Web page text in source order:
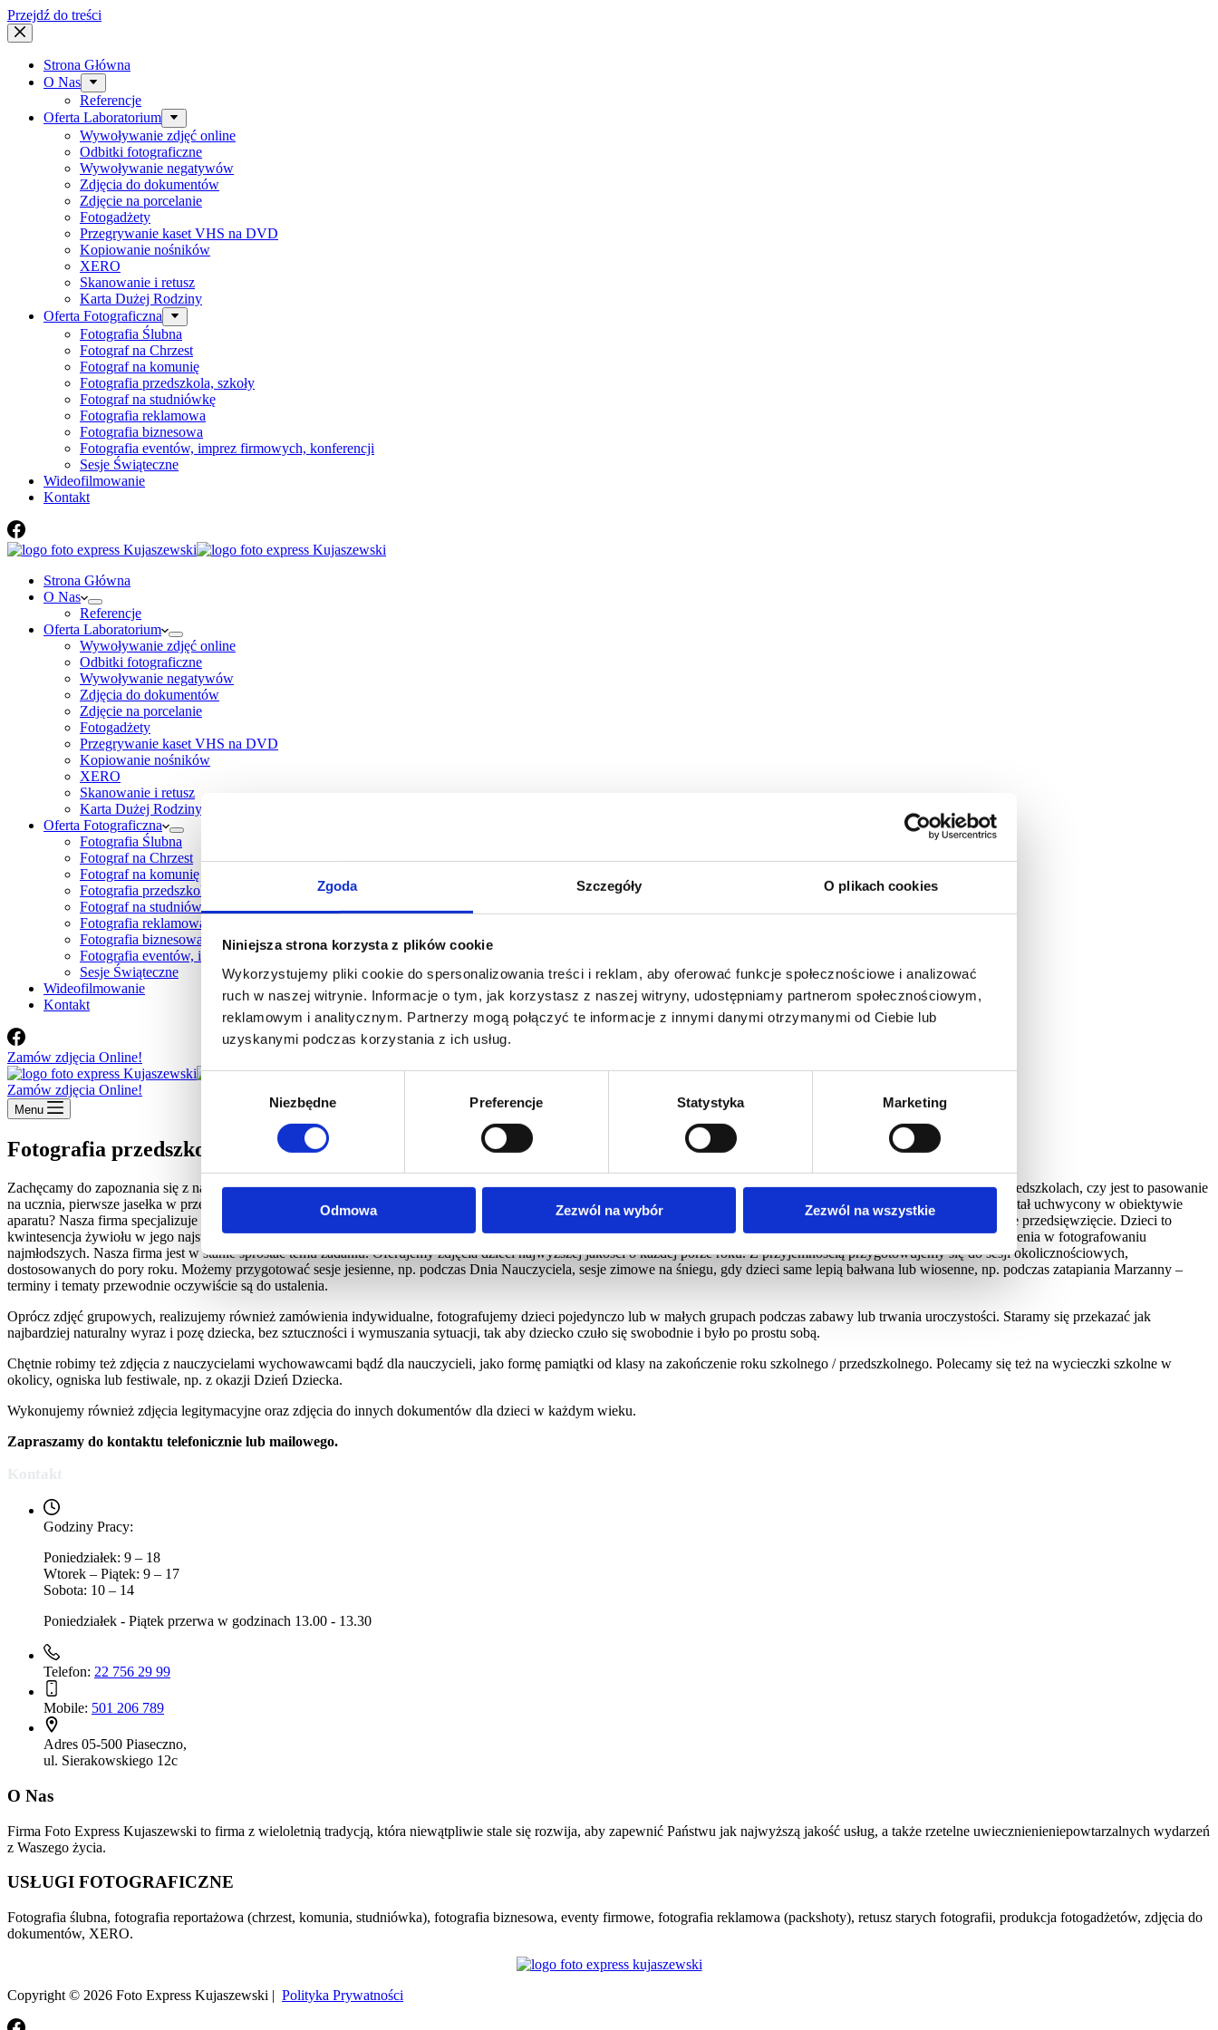
Zgoda Szczegóły O plikach cookies
Niniejsza strona korzysta z plików cookie
Wykorzystujemy pliki cookie do spersonalizowania treści i reklam, aby oferować funkcje społecznościowe i analizować
ruch w naszej witrynie. Informacje o tym, jak korzystasz z naszej witryny, udostępniamy partnerom społecznościowym,
reklamowym i analitycznym. Partnerzy mogą połączyć te informacje z innymi danymi otrzymanymi od Ciebie lub
uzyskanymi podczas korzystania z ich usług.
Wybór
Niezbędne Preferencje Statystyka Marketing
Odmowa Zezwól na wybór Zezwól na wszystkie
Przejdź do treści
Strona Główna
O Nas
Referencje
Oferta Laboratorium
Wywoływanie zdjęć online
Odbitki fotograficzne
Wywoływanie negatywów
Zdjęcia do dokumentów
Zdjęcie na porcelanie
Fotogadżety
Przegrywanie kaset VHS na DVD
Kopiowanie nośników
XERO
Skanowanie i retusz
Karta Dużej Rodziny
Oferta Fotograficzna
Fotografia Ślubna
Fotograf na Chrzest
Fotograf na komunię
Fotografia przedszkola, szkoły
Fotograf na studniówkę
Fotografia reklamowa
Fotografia biznesowa
Fotografia eventów, imprez firmowych, konferencji
Sesje Świąteczne
Wideofilmowanie
Kontakt
Strona Główna
O Nas
Referencje
Oferta Laboratorium
Wywoływanie zdjęć online
Odbitki fotograficzne
Wywoływanie negatywów
Zdjęcia do dokumentów
Zdjęcie na porcelanie
Fotogadżety
Przegrywanie kaset VHS na DVD
Kopiowanie nośników
XERO
Skanowanie i retusz
Karta Dużej Rodziny
Oferta Fotograficzna
Fotografia Ślubna
Fotograf na Chrzest
Fotograf na komunię
Fotografia przedszkola, szkoły
Fotograf na studniówkę
Fotografia reklamowa
Fotografia biznesowa
Fotografia eventów, imprez firmowych, konferencji
Sesje Świąteczne
Wideofilmowanie
Kontakt
Zamów zdjęcia Online!
Zamów zdjęcia Online!
Menu
Fotografia przedszkola, szkoły
Zachęcamy do zapoznania się z naszą ofertą dotyczącą fotografii szkolnych oraz przedszkolnych. Robimy zdjęcia podczas różnego rodzaju uroczystości tak w szkołach jak i przedszkolach, czy jest to pasowanie
na ucznia, pierwsze jasełka w przedszkolu, a może jest to po prostu dzień uśmiechu w szkole lub przedszkolu, i chcecie Państwo, aby uśmiech ten w naturalnych warunkach został uchwycony w obiektywie
aparatu? Nasza firma specjalizuje się w chwytaniu momentów, które są zapisywane w formie fotografii. Wiadomo, że fotografowanie dzieci, które są w stałym ruchu, to nie małe przedsięwzięcie. Dzieci to
kwintesencja żywiołu w jego najsurowszej postaci, także uchwycenie ich w naturalnym środowisku stanowi nie lada wyzwanie oraz wymaga wielu umiejętności i lat doświadczenia w fotografowaniu
najmłodszych. Nasza firma jest w stanie sprostać temu zadaniu. Oferujemy zdjęcia dzieci najwyższej jakości o każdej porze roku. Z przyjemnością przygotowujemy się do sesji okolicznościowych,
dostosowanych do pory roku. Możemy przygotować sesje jesienne, np. podczas Dnia Nauczyciela, sesje zimowe na śniegu, gdy dzieci same lepią bałwana lub wiosenne, np. podczas zatapiania Marzanny –
terminy i tematy przewodnie oczywiście są do ustalenia.
Oprócz zdjęć grupowych, realizujemy również zamówienia indywidualne, fotografujemy dzieci pojedynczo lub w małych grupach podczas zabawy lub trwania uroczystości. Staramy się przekazać jak
najbardziej naturalny wyraz i pozę dziecka, bez sztuczności i wymuszania sytuacji, tak aby dziecko czuło się swobodnie i było po prostu sobą.
Chętnie robimy też zdjęcia z nauczycielami wychowawcami bądź dla nauczycieli, jako formę pamiątki od klasy na zakończenie roku szkolnego / przedszkolnego. Polecamy się też na wycieczki szkolne w
okolicy, ogniska lub festiwale, np. z okazji Dzień Dziecka.
Wykonujemy również zdjęcia legitymacyjne oraz zdjęcia do innych dokumentów dla dzieci w każdym wieku.
Zapraszamy do kontaktu telefonicznie lub mailowego.
Kontakt
Godziny Pracy:
Poniedziałek: 9 – 18
Wtorek – Piątek: 9 – 17
Sobota: 10 – 14
Poniedziałek - Piątek przerwa w godzinach 13.00 - 13.30
Telefon: 22 756 29 99
Mobile: 501 206 789
Adres 05-500 Piaseczno,
ul. Sierakowskiego 12c
O Nas
Firma Foto Express Kujaszewski to firma z wieloletnią tradycją, która niewątpliwie stale się rozwija, aby zapewnić Państwu jak najwyższą jakość usług, a także rzetelne uwiecznienieniepowtarzalnych wydarzeń
z Waszego życia.
USŁUGI FOTOGRAFICZNE
Fotografia ślubna, fotografia reportażowa (chrzest, komunia, studniówka), fotografia biznesowa, eventy firmowe, fotografia reklamowa (packshoty), retusz starych fotografii, produkcja fotogadżetów, zdjęcia do
dokumentów, XERO.
Copyright © 2026 Foto Express Kujaszewski | Polityka Prywatności